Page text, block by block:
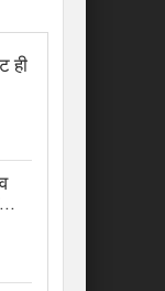
ही